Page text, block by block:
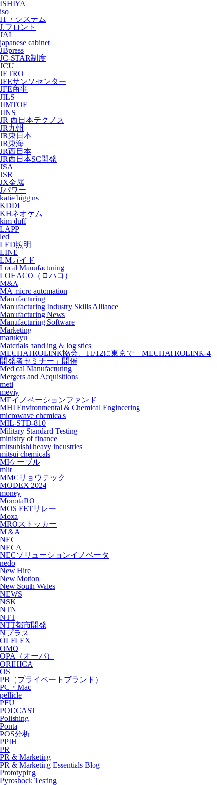
ISHIYA
iso
IT・システム
J.フロント
JAL
japanese cabinet
JBpress
JC-STAR制度
JCU
JETRO
JFEサンソセンター
JFE商事
JILS
JIMTOF
JINS
JR 西日本テクノス
JR九州
JR東日本
JR東海
JR西日本
JR西日本SC開発
JSA
JSR
JX金属
Jパワー
katie biggins
KDDI
KHネオケム
kim duff
LAPP
led
LED照明
LINE
LMガイド
Local Manufacturing
LOHACO（ロハコ）
M&A
MA micro automation
Manufacturing
Manufacturing Industry Skills Alliance
Manufacturing News
Manufacturing Software
Marketing
marukyu
Materials handling & logistics
MECHATROLINK協会、11/12に東京で「MECHATROLINK-4
開発者セミナー」開催
Medical Manufacturing
Mergers and Acquisitions
meti
meviy
MEイノベーションファンド
MHI Environmental & Chemical Engineering
microwave chemicals
MIL-STD-810
Military Standard Testing
ministry of finance
mitsubishi heavy industries
mitsui chemicals
MIケーブル
mlit
MMCリョウテック
MODEX 2024
money
MonotaRO
MOS FETリレー
Moxa
MROストッカー
M＆A
NEC
NECA
NECソリューションイノベータ
nedo
New Hire
New Motion
New South Wales
NEWS
NSK
NTN
NTT
NTT都市開発
Nプラス
ÖLFLEX
OMO
OPA（オーパ）
ORIHICA
OS
PB（プライベートブランド）
PC・Mac
pellicle
PFU
PODCAST
Polishing
Ponta
POS分析
PPIH
PR
PR & Marketing
PR & Marketing Essentials Blog
Prototyping
Pyroshock Testing